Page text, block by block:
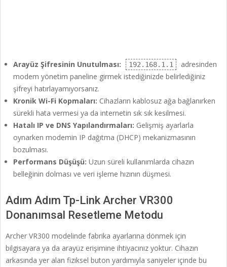
Arayüz Şifresinin Unutulması: 192.168.1.1
adresinden
modem yönetim paneline girmek istediğinizde belirlediğiniz
şifreyi hatırlayamıyorsanız.
Kronik Wi-Fi Kopmaları: Cihazların kablosuz ağa bağlanırken
sürekli hata vermesi ya da internetin sık sık kesilmesi.
Hatalı IP ve DNS Yapılandırmaları: Gelişmiş ayarlarla
oynarken modemin IP dağıtma (DHCP) mekanizmasının
bozulması.
Performans Düşüşü: Uzun süreli kullanımlarda cihazın
belleğinin dolması ve veri işleme hızının düşmesi.
Adım Adım Tp-Link Archer VR300
Donanımsal Resetleme Metodu
Archer VR300 modelinde fabrika ayarlarına dönmek için
bilgisayara ya da arayüz erişimine ihtiyacınız yoktur. Cihazın
arkasında yer alan fiziksel buton yardımıyla saniyeler içinde bu